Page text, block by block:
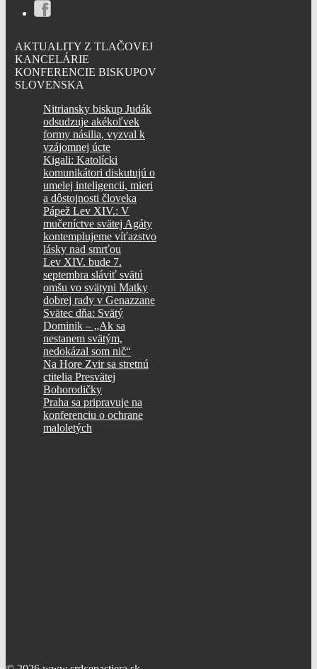
AKTUALITY Z TLAČOVEJ
KANCELÁRIE
KONFERENCIE BISKUPOV
SLOVENSKA
Nitriansky biskup Judák
odsudzuje akékoľvek
formy násilia, vyzval k
vzájomnej úcte
Kigali: Katolícki
komunikátori diskutujú o
umelej inteligencii, mieri
a dôstojnosti človeka
Pápež Lev XIV.: V
mučeníctve svätej Agáty
kontemplujeme víťazstvo
lásky nad smrťou
Lev XIV. bude 7.
septembra sláviť svätú
omšu vo svätyni Matky
dobrej rady v Genazzane
Svätec dňa: Svätý
Dominik – „Ak sa
nestanem svätým,
nedokázal som nič“
Na Hore Zvir sa stretnú
ctitelia Presvätej
Bohorodičky
Praha sa pripravuje na
konferenciu o ochrane
maloletých